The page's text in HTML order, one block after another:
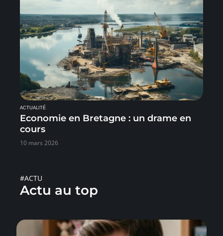
ACTUALITÉ
Economie en Bretagne : un drame en
cours
10 mars 2026
#ACTU
Actu au top